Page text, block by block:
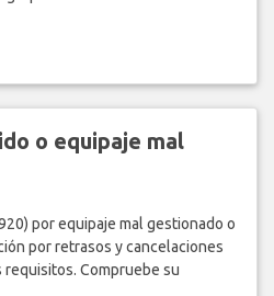
o equipaje mal
por equipaje mal gestionado o
por retrasos y cancelaciones
Compruebe su